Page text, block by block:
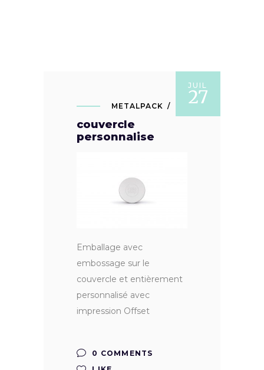
JUIL
27
METALPACK
couvercle
personnalise
Emballage avec
embossage sur le
couvercle et entièrement
personnalisé avec
impression Offset
0 COMMENTS